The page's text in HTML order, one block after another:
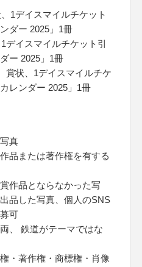
1デイスマイルチケット
ダー 2025」1冊
イスマイルチケット引
ー 2025」1冊
状、1デイスマイルチケ
レンダー 2025」1冊
真
品または著作権を有する
作品とならなかった写
品した写真、個人のSNS
可
、 鉄道がテーマではな
・著作権・商標権・肖像